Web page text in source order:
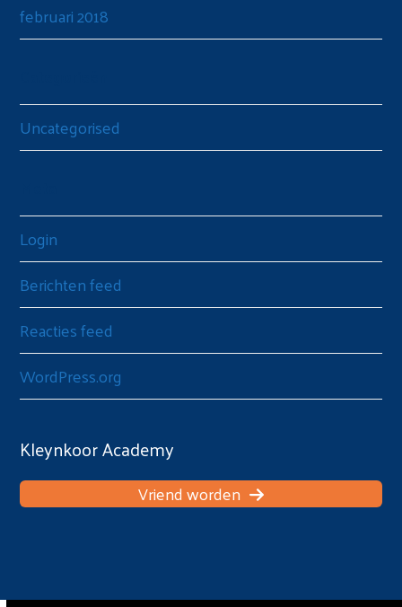
februari 2018
Uncategorised
Login
Berichten feed
Reacties feed
WordPress.org
Kleynkoor Academy
Vriend worden